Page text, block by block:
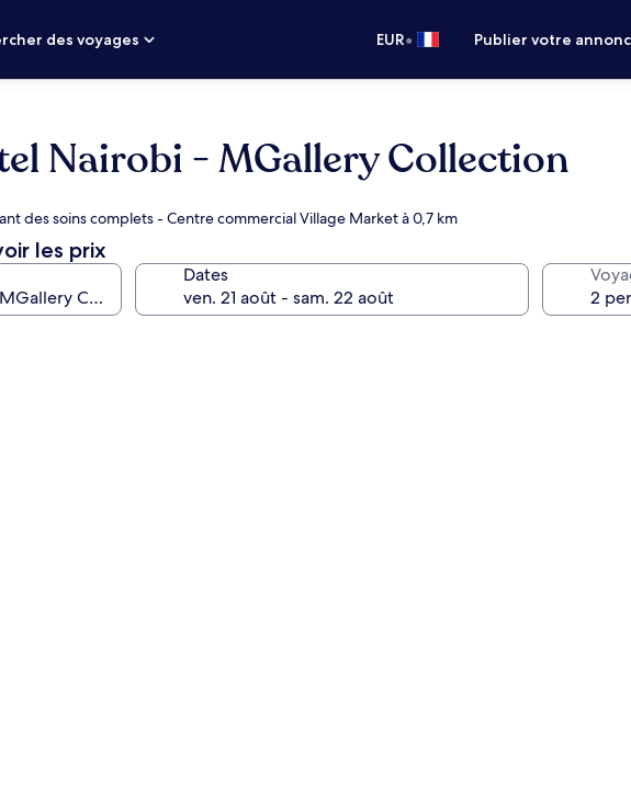
des voyages
EUR• Publier votre
Nairobi - MGallery Collection
des soins complets - Centre commercial Village Market à 0,7 km
les prix
Dates